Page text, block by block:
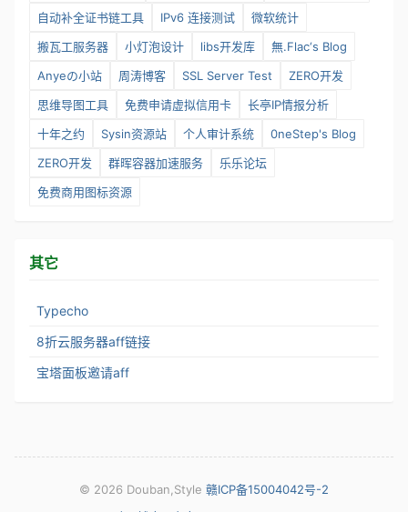
自动补全证书链工具
IPv6 连接测试
微软统计
搬瓦工服务器
小灯泡设计 libs开发库
無.Flac‘s Blog
Anyeの小站
周涛博客 SSL Server Test
ZERO开发
思维导图工具
免费申请虚拟信用卡
长亭IP情报分析
十年之约
Sysin资源站 个人审计系统
0neStep's Blog
ZERO开发
群晖容器加速服务
乐乐论坛
免费商用图标资源
其它
Typecho
8折云服务器aff链接
宝塔面板邀请aff
© 2026 Douban,Style 赣ICP备15004042号-2